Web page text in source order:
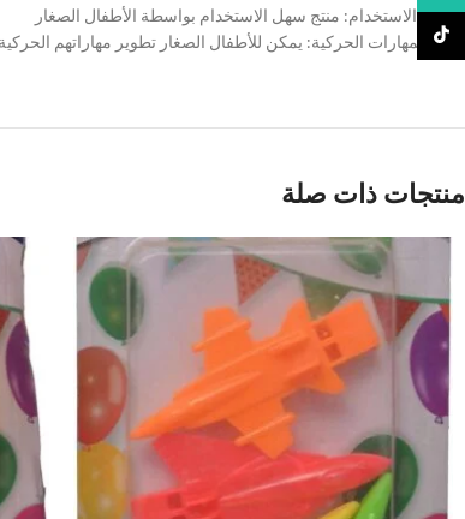
سهولة الاستخدام: منتج سهل الاستخدام بواسطة الأطفال الصغار
تنمية المهارات الحركية: يمكن للأطفال الصغار تطوير مهاراتهم
منتجات ذات صلة
TikTok